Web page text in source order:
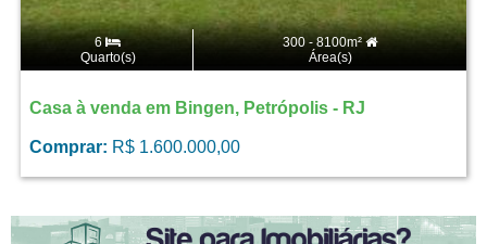
6
Quarto(s)
300 - 8100m²
Área(s)
Casa à venda em Bingen, Petrópolis - RJ
Comprar: R$ 1.600.000,00